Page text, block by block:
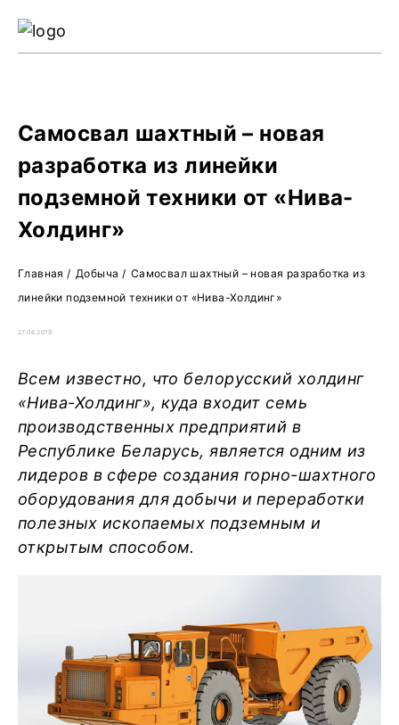
Самосвал шахтный – новая
разработка из линейки
подземной техники от «Нива-
Холдинг»
Главная / Добыча / Самосвал шахтный – новая разработка из
линейки подземной техники от «Нива-Холдинг»
27.06.2019
Всем известно, что белорусский холдинг
«Нива-Холдинг», куда входит семь
производственных предприятий в
Республике Беларусь, является одним из
лидеров в сфере создания горно-шахтного
оборудования для добычи и переработки
полезных ископаемых подземным и
открытым способом.